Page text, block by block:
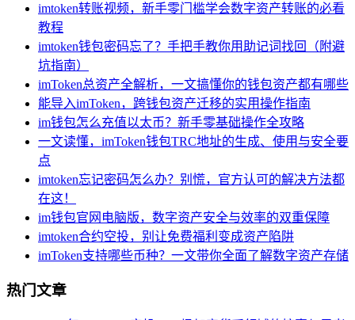
imtoken转账视频，新手零门槛学会数字资产转账的必看
教程
imtoken钱包密码忘了？手把手教你用助记词找回（附避
坑指南）
imToken总资产全解析，一文搞懂你的钱包资产都有哪些
能导入imToken，跨钱包资产迁移的实用操作指南
im钱包怎么充值以太币？新手零基础操作全攻略
一文读懂，imToken钱包TRC地址的生成、使用与安全要
点
imtoken忘记密码怎么办？别慌，官方认可的解决方法都
在这！
im钱包官网电脑版，数字资产安全与效率的双重保障
imtoken合约空投，别让免费福利变成资产陷阱
imToken支持哪些币种？一文带你全面了解数字资产存储
热门文章